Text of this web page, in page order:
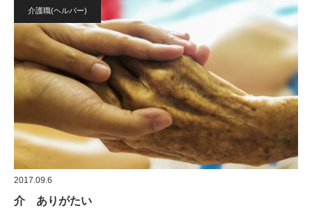
介護職(ヘルパー)
2017.09.6
介 ありがたい